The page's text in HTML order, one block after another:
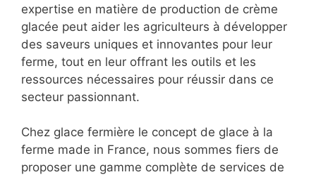
expertise en matière de production de crème
glacée peut aider les agriculteurs à développer
des saveurs uniques et innovantes pour leur
ferme, tout en leur offrant les outils et les
ressources nécessaires pour réussir dans ce
secteur passionnant.
Chez glace fermière le concept de glace à la
ferme made in France, nous sommes fiers de
proposer une gamme complète de services de